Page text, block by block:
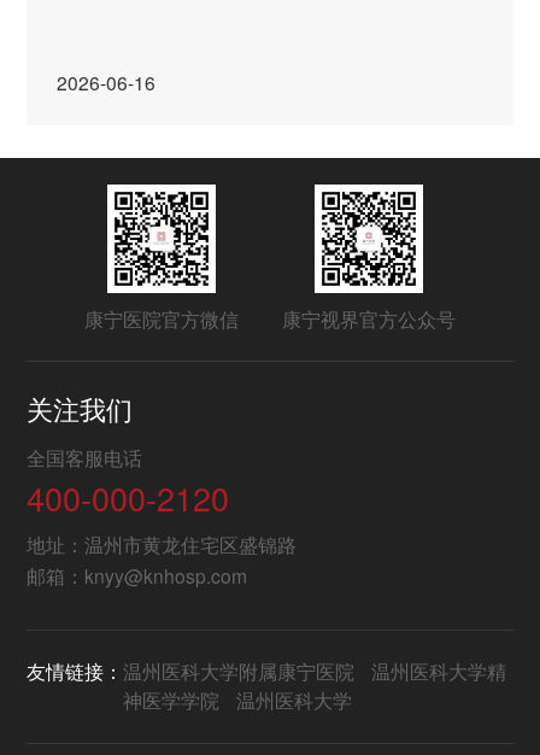
2026-06-16
千里送服务 | 成都怡宁心理团队走进叙永山
区学校
队伍
“院士+基地”赋能 | 龙泉康宁医院打造浙西南
康宁医院官方微信 康宁视界官方公众号
关注我们
全国客服电话
400-000-2120
地址：温州市黄龙住宅区盛锦路
邮箱：knyy@knhosp.com
友情链接：温州医科大学附属康宁医院
温州医科大学精
神医学学院
温州医科大学